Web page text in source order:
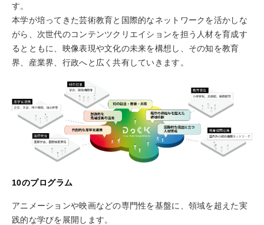
す。
本学が培ってきた芸術教育と国際的なネットワークを活かしな
がら、次世代のコンテンツクリエイションを担う人材を育成す
るとともに、映像表現や文化の未来を構想し、その知を教育
界、産業界、行政へと広く共有していきます。
10のプログラム
アニメーションや映画などの専門性を基盤に、領域を超えた実
践的な学びを展開します。